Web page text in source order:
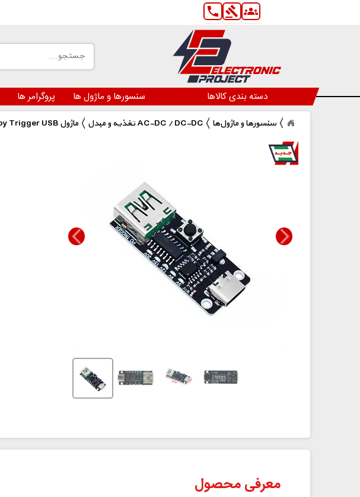
phone gavel groups
دسته بندی کالاها سنسورها و ماژول ها پروگرامر ها
سنسورها و ماژول‌ها تغذیه و مبدل AC-DC / DC-DC PD Decoy Trigger USB ماژول
معرفی محصول